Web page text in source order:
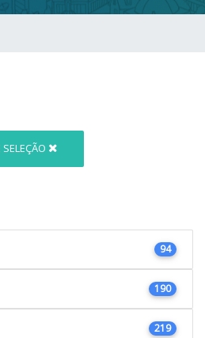
94
190
219